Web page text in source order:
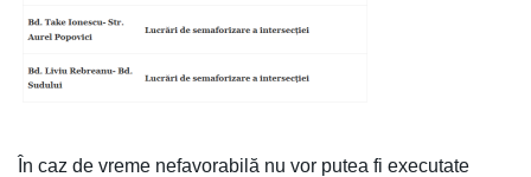
În caz de vreme nefavorabilă nu vor putea fi executate